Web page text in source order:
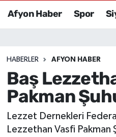
Afyon Haber Spor
HABERLER AFYON HABER
Baş
Pakman
Lezzet Dernekleri
Lezzethan Vasfi Pakman
Sağlık
Eğitim
Sivil Toplum